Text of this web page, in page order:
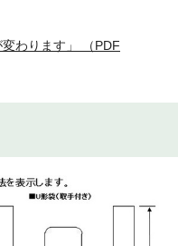
わります」 （PDF